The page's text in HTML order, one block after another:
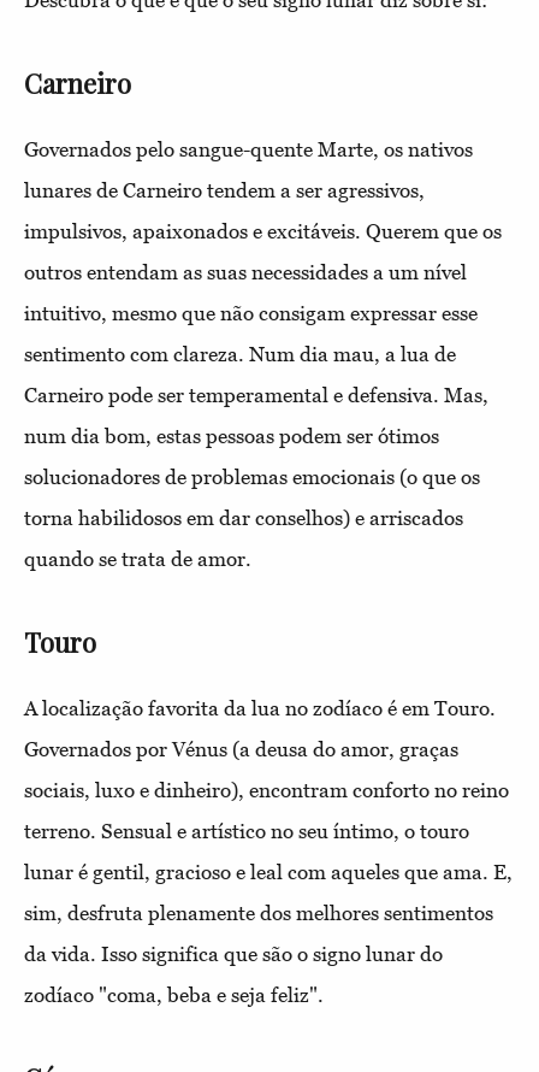
Carneiro
Governados pelo sangue-quente Marte, os nativos
lunares de Carneiro tendem a ser agressivos,
impulsivos, apaixonados e excitáveis. Querem que os
outros entendam as suas necessidades a um nível
intuitivo, mesmo que não consigam expressar esse
sentimento com clareza. Num dia mau, a lua de
Carneiro pode ser temperamental e defensiva. Mas,
num dia bom, estas pessoas podem ser ótimos
solucionadores de problemas emocionais (o que os
torna habilidosos em dar conselhos) e arriscados
quando se trata de amor.
Touro
A localização favorita da lua no zodíaco é em Touro.
Governados por Vénus (a deusa do amor, graças
sociais, luxo e dinheiro), encontram conforto no reino
terreno. Sensual e artístico no seu íntimo, o touro
lunar é gentil, gracioso e leal com aqueles que ama. E,
sim, desfruta plenamente dos melhores sentimentos
da vida. Isso significa que são o signo lunar do
zodíaco "coma, beba e seja feliz".